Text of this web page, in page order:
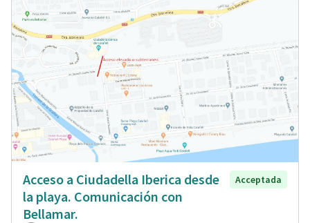
Acceso a Ciudadella Iberica desde
la playa. Comunicación con
Bellamar.
Acceptada